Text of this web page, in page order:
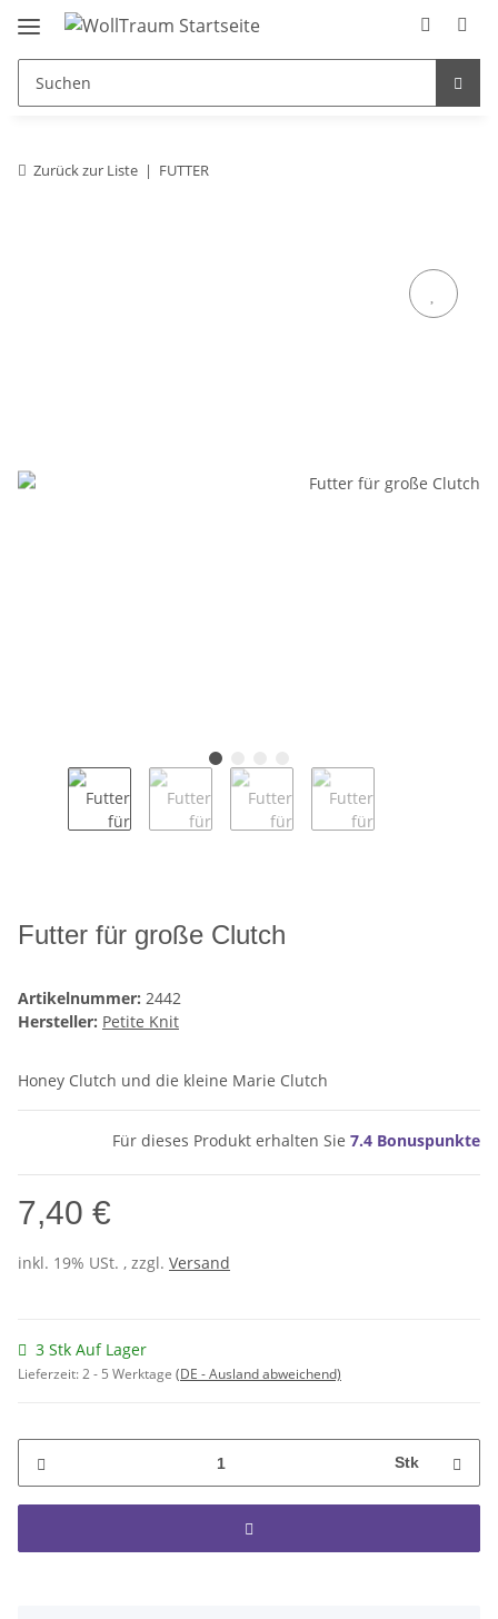
Zurück zur Liste FUTTER
Futter für große Clutch
Artikelnummer: 2442
Hersteller: Petite Knit
Honey Clutch und die kleine Marie Clutch
Für dieses Produkt erhalten Sie 7.4 Bonuspunkte
7,40 €
inkl. 19% USt. , zzgl. Versand
3 Stk Auf Lager
Lieferzeit:2 - 5 Werktage (DE - Ausland abweichend)
Stk